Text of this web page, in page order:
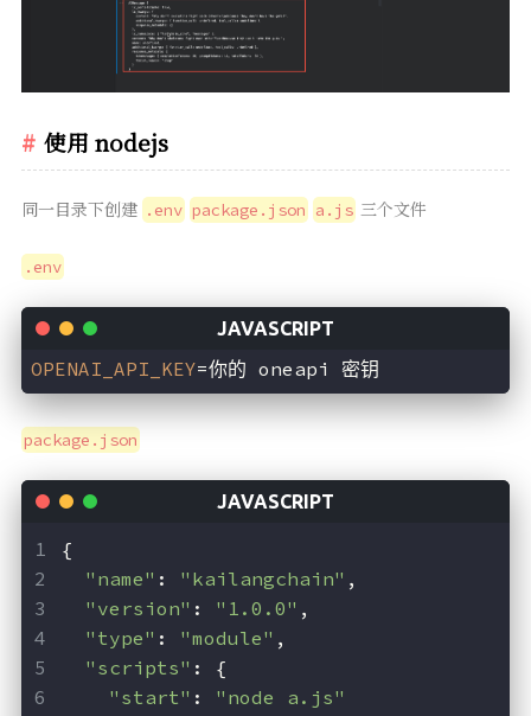
使用 nodejs
同一目录下创建 .env package.json a.js三个文件
.env
OPENAI_API_KEY=你的 oneapi 密钥
package.json
{
"name" : "kailangchain" ,
"version" : "1.0.0" ,
"type" : "module" ,
"scripts" : {
"start" : "node a.js"